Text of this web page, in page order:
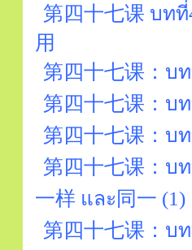
第四十七课 บท
用
第四十七课：บ
第四十七课：บ
第四十七课：บ
第四十七课：บ
一样 และ同一 (1)
第四十七课：บ